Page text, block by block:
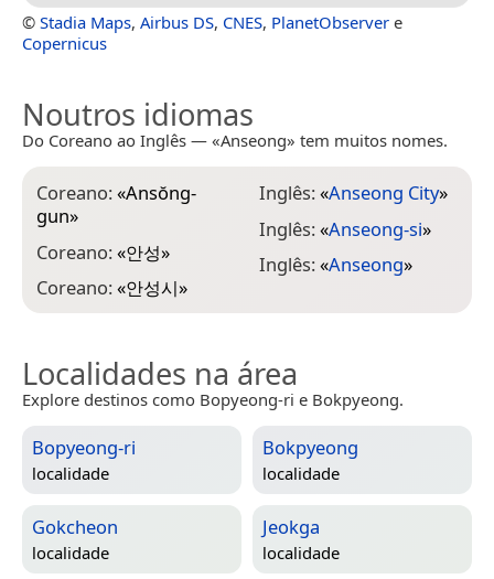
© Stadia Maps, Airbus DS, CNES, PlanetObserver e
Copernicus
Noutros idiomas
Do Coreano ao Inglês — «Anseong» tem muitos nomes.
Coreano:«Ansŏng-
gun»
Coreano:«안성»
Coreano:«안성시»
Inglês:«Anseong City»
Inglês:«Anseong-si»
Inglês:«Anseong»
Localidades na área
Explore destinos como Bopyeong-ri e Bokpyeong.
Bopyeong-ri
localidade
Bokpyeong
localidade
Gokcheon
localidade
Jeokga
localidade